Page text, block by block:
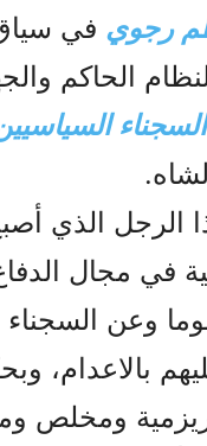
رجوي في
الحاكم
السجناء
الرجل الذي
في مجال
وعن السجناء
بالاعدام،
ومخلص